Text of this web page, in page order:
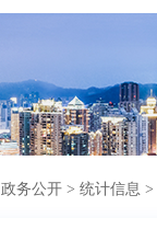
政务公开 > 统计信息 >